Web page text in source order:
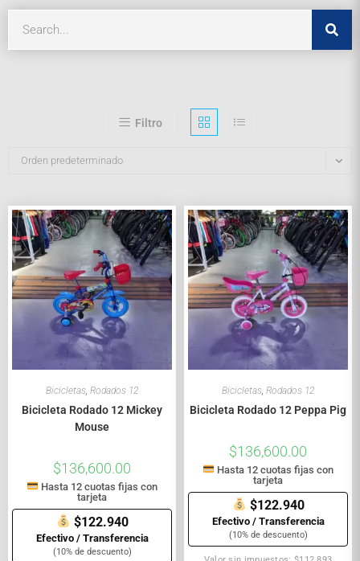
Filtro
Orden predeterminado
Bicicletas, Rodados 12
Bicicleta Rodado 12 Mickey
Mouse
$136,600.00
Hasta 12 cuotas fijas con
tarjeta
$122.940
Efectivo / Transferencia
(10% de descuento)
Bicicletas, Rodados 12
Bicicleta Rodado 12 Peppa Pig
$136,600.00
Hasta 12 cuotas fijas con
tarjeta
$122.940
Efectivo / Transferencia
(10% de descuento)